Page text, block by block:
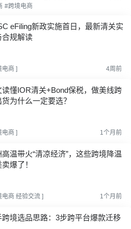
#跨境电商
eFiling新政实施首日，最新清关实
合规解读
电商 ] 4周前
读懂IOR清关+Bond保税，做美线跨
为什么一定要选？
电商 ] 1个月前
高温带火“清凉经济”，这些跨境降温
爆了！
电商 经验交流 ] 1个月前
跨境选品思路：3步跨平台爆款迁移